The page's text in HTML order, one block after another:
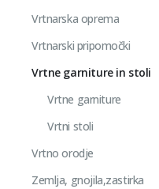
Vrtnarska oprema
Vrtnarski pripomočki
Vrtne garniture in stoli
Vrtne garniture
Vrtni stoli
Vrtno orodje
Zemlja, gnojila,zastirka